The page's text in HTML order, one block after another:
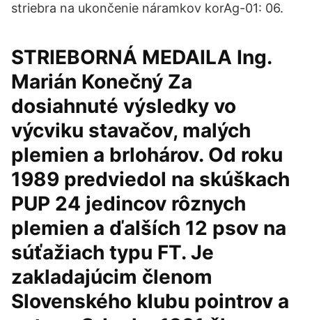
striebra na ukončenie náramkov korAg-01: 06.
STRIEBORNÁ MEDAILA Ing.
Marián Konečný Za
dosiahnuté výsledky vo
výcviku stavačov, malých
plemien a brlohárov. Od roku
1989 predviedol na skúškach
PUP 24 jedincov rôznych
plemien a ďalších 12 psov na
súťažiach typu FT. Je
zakladajúcim členom
Slovenského klubu pointrov a